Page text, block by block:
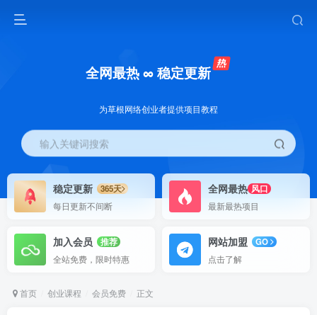
全网最热 ∞ 稳定更新
为草根网络创业者提供项目教程
输入关键词搜索
稳定更新
365天
每日更新不间断
全网最热 风口
最新最热项目
加入会员
推荐
全站免费，限时特惠
网站加盟
GO
点击了解
首页 创业课程 会员免费 正文